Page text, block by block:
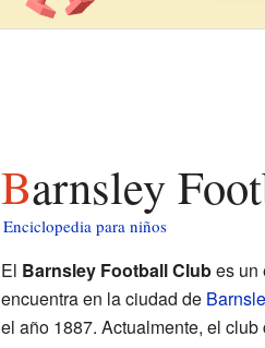
Barnsley
Enciclopedia para niños
El Barnsley Football Clubes un
encuentra en la ciudad de
el año 1887. Actualmente, el club